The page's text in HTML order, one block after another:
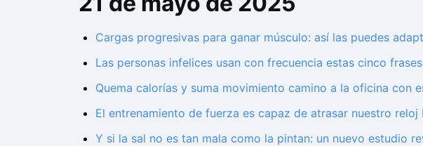
Cargas progresivas para ganar músculo: así las puedes
Las personas infelices usan con frecuencia estas cinco
Quema calorías y suma movimiento camino a la oficina con
El entrenamiento de fuerza es capaz de atrasar nuestro
Y si la sal no es tan mala como la pintan: un nuevo estudio